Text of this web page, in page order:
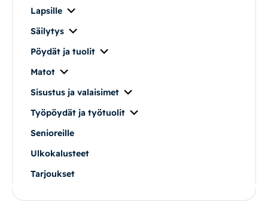
Työpöydät ja työtuolit
Matot
Ulkokalusteet
Vuodesohvat
Lapsille
Säilytys
Pöydät ja tuolit
Matot
Sisustus ja valaisimet
Työpöydät ja työtuolit
Senioreille
Ulkokalusteet
Tarjoukset